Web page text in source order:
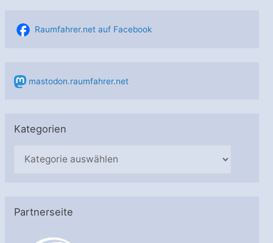
Raumfahrer.net auf Facebook
mastodon.raumfahrer.net
Kategorien
g
Partnerseite